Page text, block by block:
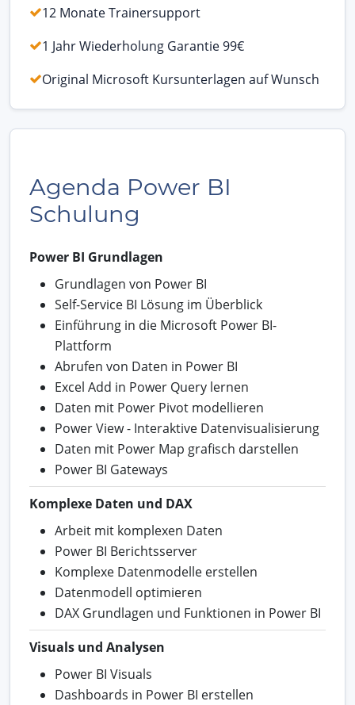
12 Monate Trainersupport
1 Jahr Wiederholung Garantie 99€
Original Microsoft Kursunterlagen auf Wunsch
Agenda Power BI
Schulung
Power BI Grundlagen
Grundlagen von Power BI
Self-Service BI Lösung im Überblick
Einführung in die Microsoft Power BI-
Plattform
Abrufen von Daten in Power BI
Excel Add in Power Query lernen
Daten mit Power Pivot modellieren
Power View - Interaktive Datenvisualisierung
Daten mit Power Map grafisch darstellen
Power BI Gateways
Komplexe Daten und DAX
Arbeit mit komplexen Daten
Power BI Berichtsserver
Komplexe Datenmodelle erstellen
Datenmodell optimieren
DAX Grundlagen und Funktionen in Power BI
Visuals und Analysen
Power BI Visuals
Dashboards in Power BI erstellen